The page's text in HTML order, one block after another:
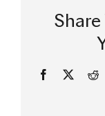
Facebook
X